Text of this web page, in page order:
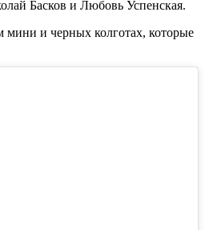
Басков и Любовь Успенская.
мини и черных колготах, которые